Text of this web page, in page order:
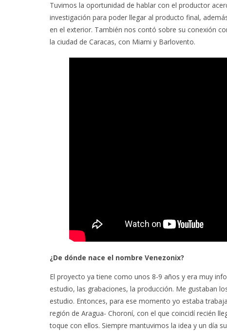
Tuvimos la oportunidad de hablar con el productor
investigación para poder llegar al producto final,
en el exterior. También nos contó sobre su conexión
la ciudad de Caracas, con Miami y Barlovento.
¿De dónde nace el nombre Venezonix?
El proyecto ya tiene como unos 8-9 años y era muy
estudio, las grabaciones, la producción. Me gustaban
estudio. Entonces, para ese momento yo estaba
región de Aragua- Choroní, con el que coincidí recién
toque con ellos. Siempre mantuvimos la idea y un día